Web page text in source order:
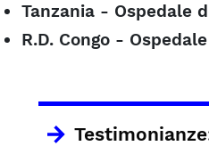
Tanzania - Ospedale
R.D. Congo -